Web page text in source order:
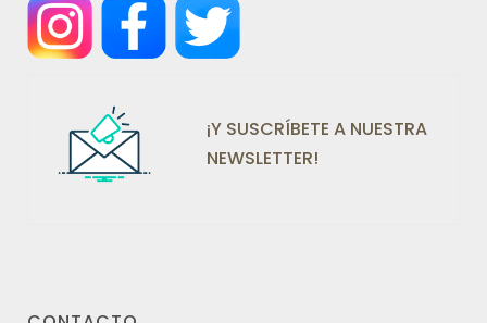
¡Y SUSCRÍBETE A NUESTRA
NEWSLETTER!